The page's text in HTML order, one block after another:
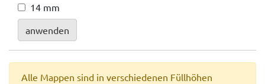
14 mm
anwenden
Alle Mappen sind in verschiedenen Füllhöhen